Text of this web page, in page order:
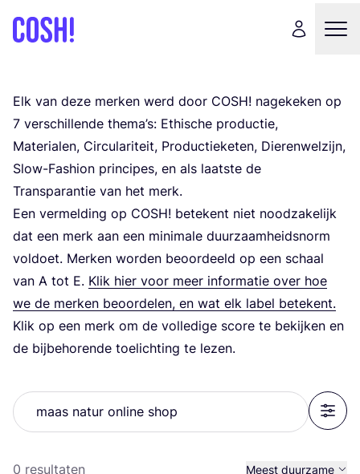
Elk van deze mer­ken werd door COSH! nage­ke­ken op
7 ver­schil­len­de the­ma’s: Ethi­sche pro­duc­tie,
Mate­ri­a­len, Cir­cu­la­ri­teit, Pro­duc­tie­ke­ten, Die­ren­wel­zijn,
Slow-Fas­hi­on prin­ci­pes, en als laat­ste de
Trans­pa­ran­tie van het merk.
Een ver­mel­ding op COSH! bete­kent niet nood­za­ke­lijk
dat een merk aan een mini­ma­le duur­zaam­heids­norm
vol­doet. Mer­ken wor­den beoor­deeld op een schaal
van A tot E. Klik hier voor meer infor­ma­tie over hoe
we de mer­ken beoor­de­len, en wat elk label betekent.
Klik op een merk om de vol­le­di­ge sco­re te bekij­ken en
de bij­be­ho­ren­de toe­lich­ting te lezen.
Zoek
Filter
0 resultaten Meest duurzame